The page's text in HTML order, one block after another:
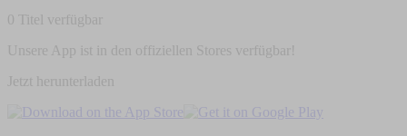
0 Titel verfügbar
Unsere App ist in den offiziellen Stores verfügbar!
Jetzt herunterladen